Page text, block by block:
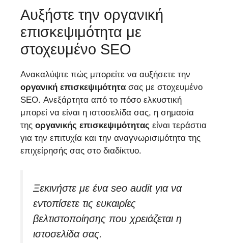
Αυξήστε την οργανική
επισκεψιμότητα με
στοχευμένο SEO
Ανακαλύψτε πώς μπορείτε να αυξήσετε την
οργανική επισκεψιμότητα σας με στοχευμένο
SEO. Ανεξάρτητα από το πόσο ελκυστική
μπορεί να είναι η ιστοσελίδα σας, η σημασία
της οργανικής επισκεψιμότητας είναι τεράστια
για την επιτυχία και την αναγνωρισιμότητα της
επιχείρησής σας στο διαδίκτυο.
Ξεκινήστε με ένα seo auditγια να
εντοπίσετε τις ευκαιρίες
βελτιστοποίησης που χρειάζεται η
ιστοσελίδα σας.